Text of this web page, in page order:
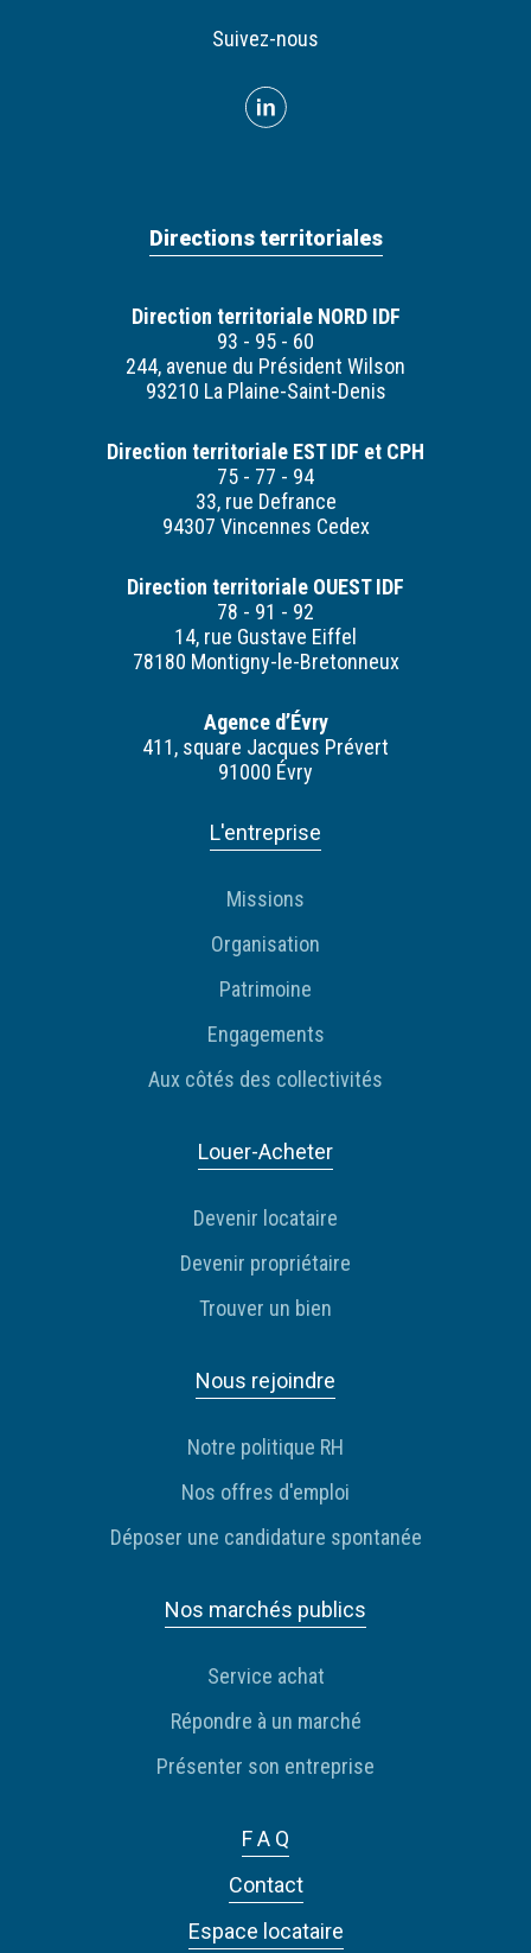
Suivez-nous
Directions territoriales
Direction territoriale NORD IDF
93 - 95 - 60
244, avenue du Président Wilson
93210 La Plaine-Saint-Denis
Direction territoriale EST IDF et CPH
75 - 77 - 94
33, rue Defrance
94307 Vincennes Cedex
Direction territoriale OUEST IDF
78 - 91 - 92
14, rue Gustave Eiffel
78180 Montigny-le-Bretonneux
Agence d’Évry
411, square Jacques Prévert
91000 Évry
L'entreprise
Missions
Organisation
Patrimoine
Engagements
Aux côtés des collectivités
Louer-Acheter
Devenir locataire
Devenir propriétaire
Trouver un bien
Nous rejoindre
Notre politique RH
Nos offres d'emploi
Déposer une candidature spontanée
Nos marchés publics
Service achat
Répondre à un marché
Présenter son entreprise
F A Q
Contact
Espace locataire